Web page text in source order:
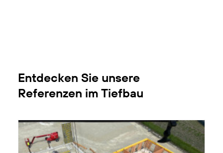
Entdecken Sie unsere
Referenzen im Tiefbau